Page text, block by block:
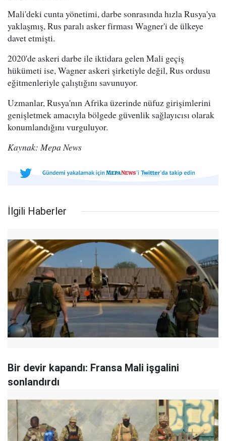
Mali'deki cunta yönetimi, darbe sonrasında hızla Rusya'ya
yaklaşmış, Rus paralı asker firması Wagner'i de ülkeye
davet etmişti.
2020'de askeri darbe ile iktidara gelen Mali geçiş
hükümeti ise, Wagner askeri şirketiyle değil, Rus ordusu
eğitmenleriyle çalıştığını savunuyor.
Uzmanlar, Rusya'nın Afrika üzerinde nüfuz girişimlerini
genişletmek amacıyla bölgede güvenlik sağlayıcısı olarak
konumlandığını vurguluyor.
Kaynak: Mepa News
İlgili Haberler
Bir devir kapandı: Fransa Mali işgalini
sonlandırdı